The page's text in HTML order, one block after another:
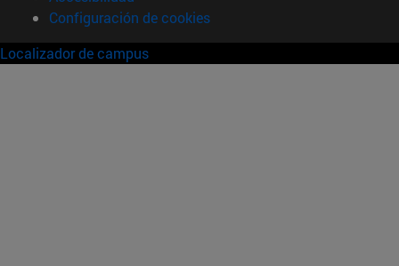
Configuración de cookies
Localizador de campus